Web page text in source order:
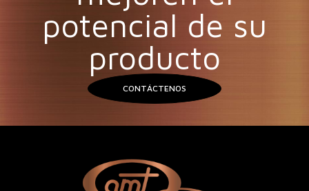
potencial de su
producto
CONTÁCTENOS